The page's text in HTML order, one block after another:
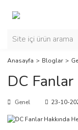
Anasayfa Bloglar
DC
Genel 23-10-